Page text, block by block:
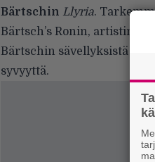
Bärtschin Llyria.
Bärtsch’s Ronin, artistin
Bärtschin sävellyksistä
syvyyttä.